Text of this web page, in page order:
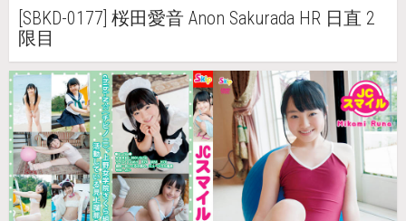
[SBKD-0177] 桜田愛音 Anon Sakurada HR 日直 2
限目